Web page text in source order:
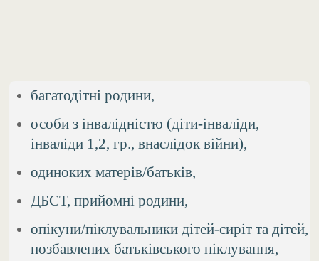
багатодітні родини,
особи з інвалідністю (діти-інваліди,
інваліди 1,2, гр., внаслідок війни),
одиноких матерів/батьків,
ДБСТ, прийомні родини,
опікуни/піклувальники дітей-сиріт та дітей,
позбавлених батьківського піклування,